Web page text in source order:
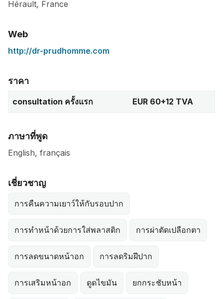
Hérault, France
Web
http://dr-prudhomme.com
ราคา
consultation ครั้งแรก EUR 60+12 TVA
ภาษาที่พูด
English, français
เชี่ยวชาญ
การคืนความเยาว์ให้กับรอบปาก
การทำหน้าด้วยการใส่พลาสติก การผ่าตัดเปลือกตา
การลดขนาดหน้าอก การลดริมฝีปาก
การเสริมหน้าอก ดูดไขมัน ยกกระชับหน้า